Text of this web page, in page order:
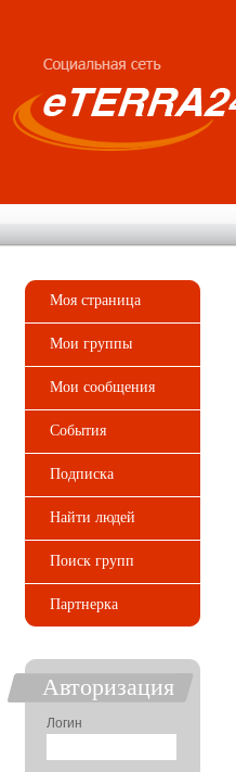
Моя страница
Мои группы
Мои сообщения
События
Подписка
Найти людей
Поиск групп
Партнерка
Авторизация
Логин